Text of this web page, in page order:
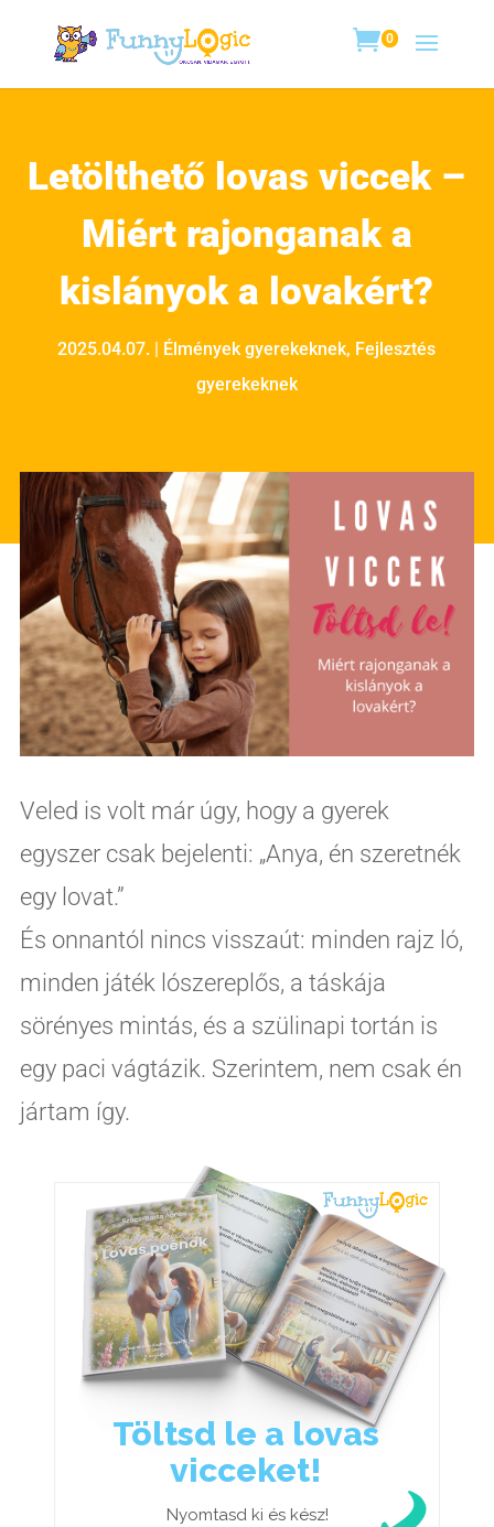
0
Letölthető lovas viccek –
Miért rajonganak a
kislányok a lovakért?
2025.04.07. | Élmények gyerekeknek, Fejlesztés
gyerekeknek
Veled is volt már úgy, hogy a gyerek
egyszer csak bejelenti: „Anya, én szeretnék
egy lovat.”
És onnantól nincs visszaút: minden rajz ló,
minden játék lószereplős, a táskája
sörényes mintás, és a szülinapi tortán is
egy paci vágtázik. Szerintem, nem csak én
jártam így.
Töltsd le a lovas
vicceket!
Nyomtasd ki és kész!